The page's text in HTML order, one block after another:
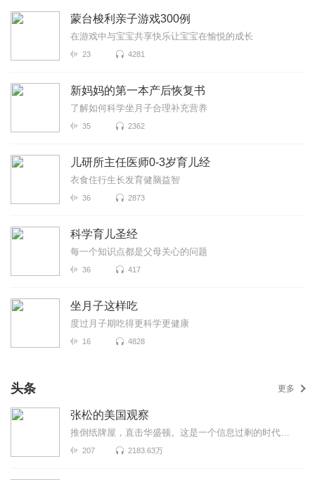
蒙台梭利亲子游戏300例
在游戏中与宝宝共享快乐让宝宝在愉悦的成长
23 4281
新妈妈的第一本产后恢复书
了解如何科学坐月子合理补充营养
35 2362
儿研所主任医师0-3岁育儿经
衣食住行生长发育健脑益智
36 2873
科学育儿圣经
每一个知识点都是父母关心的问题
36 417
坐月子这样吃
度过月子期吃得更科学更健康
16 4828
头条 更多
张松的美国观察
推倒纸牌屋，直击华盛顿。这是一个信息过剩的时代，也是一个真相迷离的时代。美国既是中国发展最重要的...
207 2183.63万